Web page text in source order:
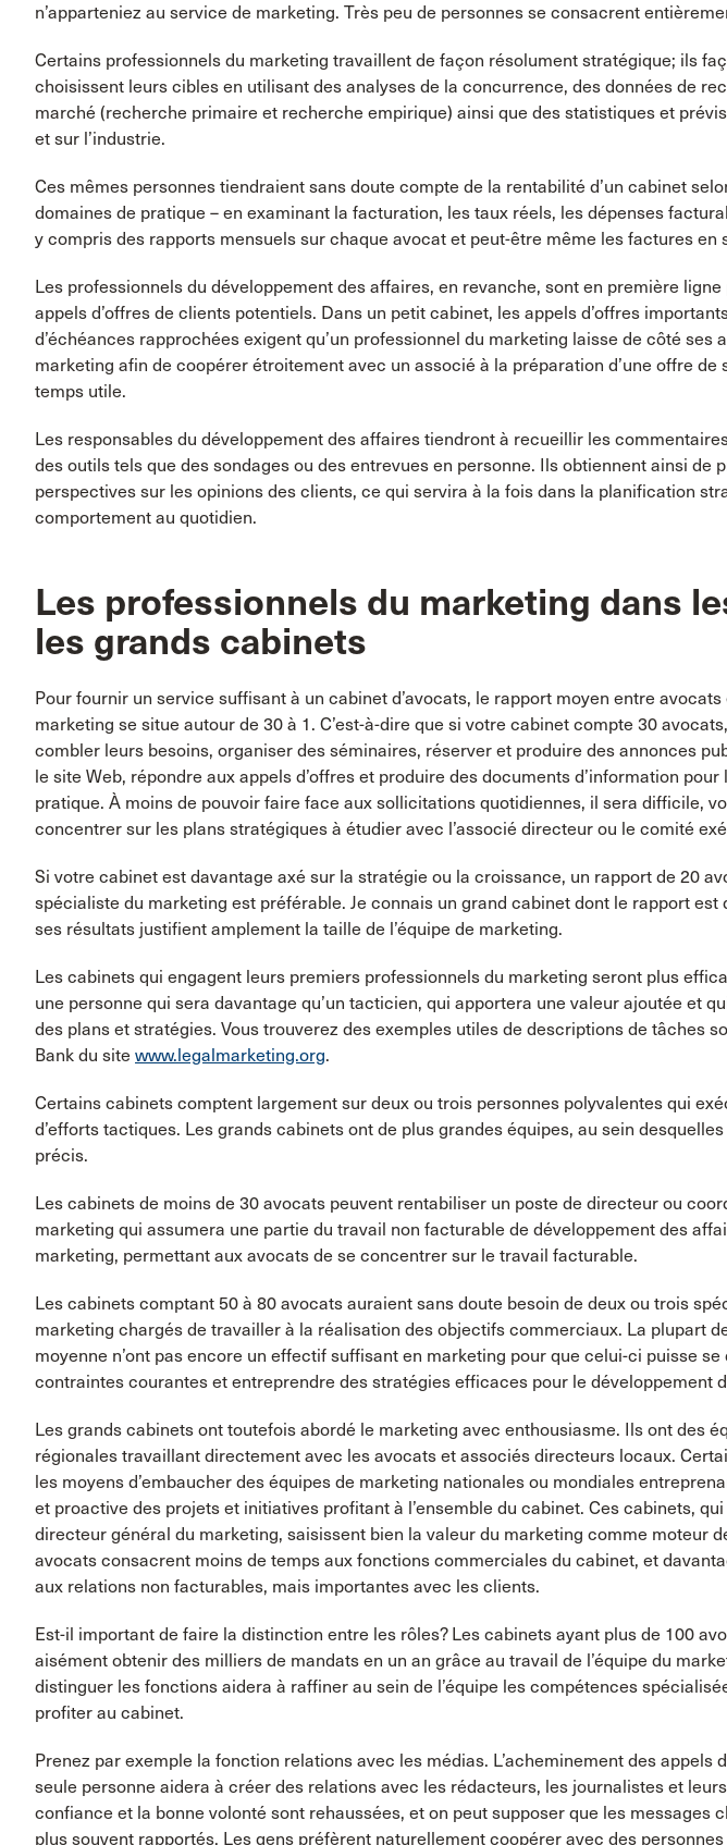
n’apparteniez au service de marketing. Très peu de personnes se consacrent
Certains professionnels du marketing travaillent de façon résolument stratégique; ils
choisissent leurs cibles en utilisant des analyses de la concurrence, des données de
marché (recherche primaire et recherche empirique) ainsi que des statistiques et
et sur l’industrie.
Ces mêmes personnes tiendraient sans doute compte de la rentabilité d’un cabinet
domaines de pratique – en examinant la facturation, les taux réels, les dépenses
y compris des rapports mensuels sur chaque avocat et peut-être même les factures en
Les professionnels du développement des affaires, en revanche, sont en première
appels d’offres de clients potentiels. Dans un petit cabinet, les appels d’offres
d’échéances rapprochées exigent qu’un professionnel du marketing laisse de côté ses
marketing afin de coopérer étroitement avec un associé à la préparation d’une offre de
temps utile.
Les responsables du développement des affaires tiendront à recueillir les
des outils tels que des sondages ou des entrevues en personne. Ils obtiennent ainsi de
perspectives sur les opinions des clients, ce qui servira à la fois dans la planification
comportement au quotidien.
Les professionnels du marketing dans
les grands cabinets
Pour fournir un service suffisant à un cabinet d’avocats, le rapport moyen entre
marketing se situe autour de 30 à 1. C’est-à-dire que si votre cabinet compte 30
combler leurs besoins, organiser des séminaires, réserver et produire des annonces
le site Web, répondre aux appels d’offres et produire des documents d’information pour
pratique. À moins de pouvoir faire face aux sollicitations quotidiennes, il sera difficile,
concentrer sur les plans stratégiques à étudier avec l’associé directeur ou le comité
Si votre cabinet est davantage axé sur la stratégie ou la croissance, un rapport de 20
spécialiste du marketing est préférable. Je connais un grand cabinet dont le rapport est
ses résultats justifient amplement la taille de l’équipe de marketing.
Les cabinets qui engagent leurs premiers professionnels du marketing seront plus
une personne qui sera davantage qu’un tacticien, qui apportera une valeur ajoutée et
des plans et stratégies. Vous trouverez des exemples utiles de descriptions de tâches
Bank du site www.legalmarketing.org.
Certains cabinets comptent largement sur deux ou trois personnes polyvalentes qui
d’efforts tactiques. Les grands cabinets ont de plus grandes équipes, au sein
précis.
Les cabinets de moins de 30 avocats peuvent rentabiliser un poste de directeur ou
marketing qui assumera une partie du travail non facturable de développement des
marketing, permettant aux avocats de se concentrer sur le travail facturable.
Les cabinets comptant 50 à 80 avocats auraient sans doute besoin de deux ou trois
marketing chargés de travailler à la réalisation des objectifs commerciaux. La plupart
moyenne n’ont pas encore un effectif suffisant en marketing pour que celui-ci puisse se
contraintes courantes et entreprendre des stratégies efficaces pour le développement
Les grands cabinets ont toutefois abordé le marketing avec enthousiasme. Ils ont des
régionales travaillant directement avec les avocats et associés directeurs locaux.
les moyens d’embaucher des équipes de marketing nationales ou mondiales
et proactive des projets et initiatives profitant à l’ensemble du cabinet. Ces cabinets,
directeur général du marketing, saisissent bien la valeur du marketing comme moteur
avocats consacrent moins de temps aux fonctions commerciales du cabinet, et
aux relations non facturables, mais importantes avec les clients.
Est-il important de faire la distinction entre les rôles? Les cabinets ayant plus de 100
aisément obtenir des milliers de mandats en un an grâce au travail de l’équipe du
distinguer les fonctions aidera à raffiner au sein de l’équipe les compétences
profiter au cabinet.
Prenez par exemple la fonction relations avec les médias. L’acheminement des appels
seule personne aidera à créer des relations avec les rédacteurs, les journalistes et
confiance et la bonne volonté sont rehaussées, et on peut supposer que les messages
plus souvent rapportés. Les gens préfèrent naturellement coopérer avec des personnes